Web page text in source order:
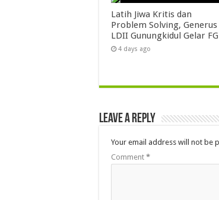
Latih Jiwa Kritis dan
Problem Solving, Generus
LDII Gunungkidul Gelar
4 days ago
Leave a Reply
Your email address will not be
Comment *